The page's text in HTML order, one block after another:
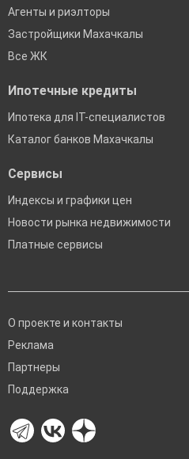
Агенты и риэлторы
Застройщики Махачкалы
Все ЖК
Ипотечные кредиты
Ипотека для IT-специалистов
Каталог банков Махачкалы
Сервисы
Индексы и графики цен
Новости рынка недвижимости
Платные сервисы
О проекте и контакты
Реклама
Партнеры
Поддержка